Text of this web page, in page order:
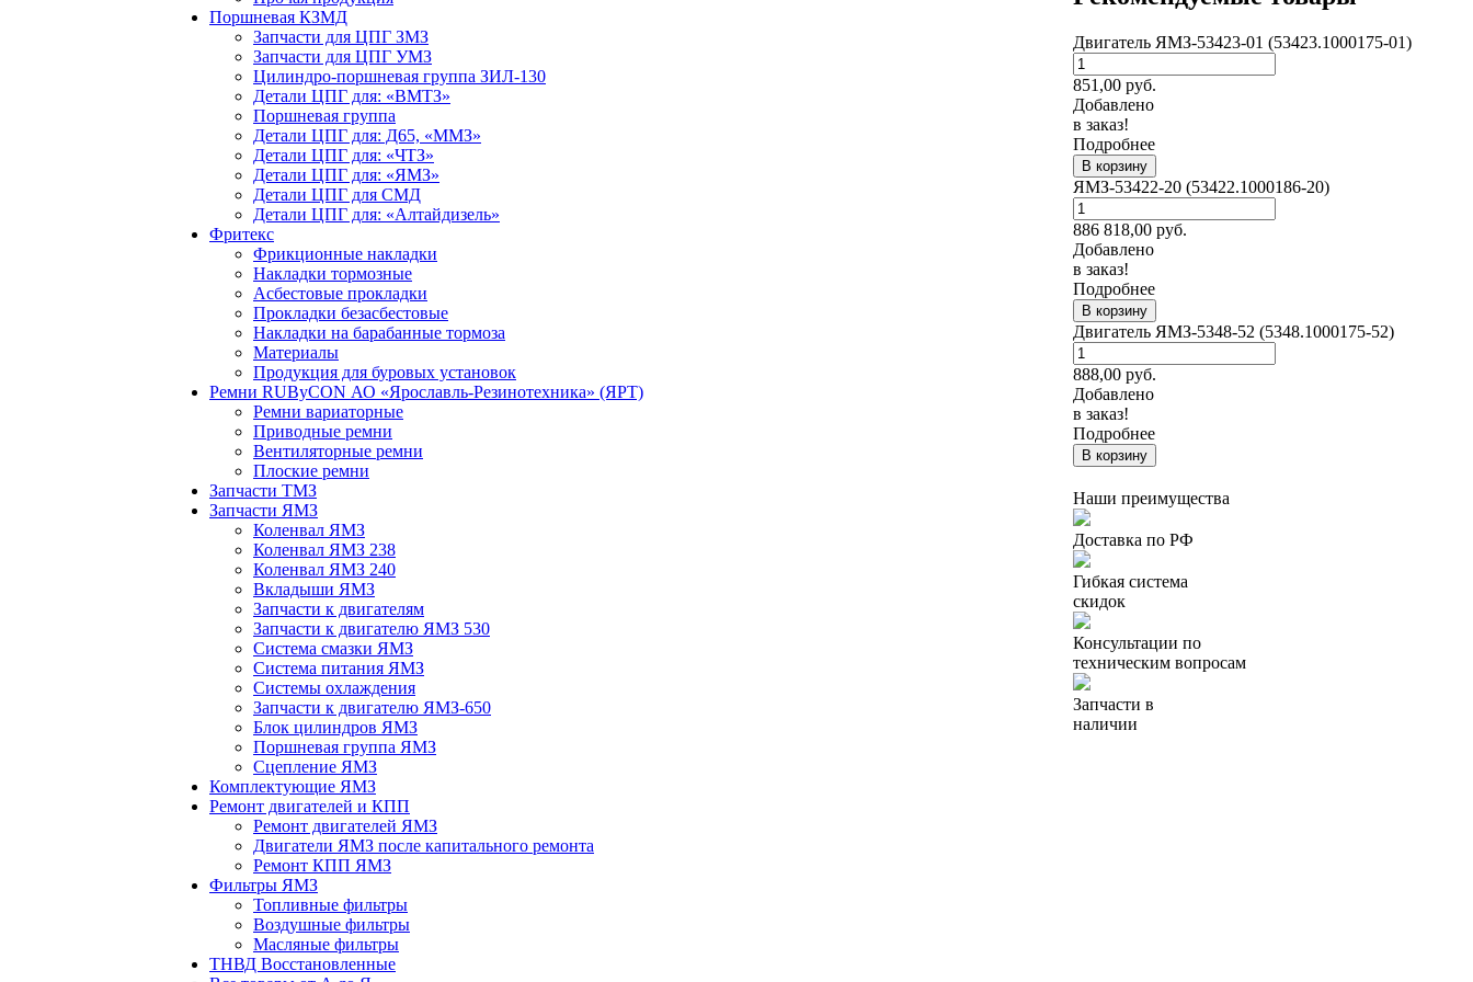
Двигатель ЯМЗ-53423-01 (53423.1000175-01)
851,00 руб.
Добавлено
в заказ!
Подробнее
В корзину
ЯМЗ-53422-20 (53422.1000186-20)
886 818,00 руб.
Добавлено
в заказ!
Подробнее
В корзину
Двигатель ЯМЗ-5348-52 (5348.1000175-52)
888,00 руб.
Добавлено
в заказ!
Подробнее
В корзину
Наши преимущества
Доставка по РФ
Гибкая система
скидок
Консультации по
техническим вопросам
Запчасти в
наличии
Поршневая КЗМД
Запчасти для ЦПГ ЗМЗ
Запчасти для ЦПГ УМЗ
Цилиндро-поршневая группа ЗИЛ-130
Детали ЦПГ для: «ВМТЗ»
Поршневая группа
Детали ЦПГ для: Д65, «ММЗ»
Детали ЦПГ для: «ЧТЗ»
Детали ЦПГ для: «ЯМЗ»
Детали ЦПГ для СМД
Детали ЦПГ для: «Алтайдизель»
Фритекс
Фрикционные накладки
Накладки тормозные
Асбестовые прокладки
Прокладки безасбестовые
Накладки на барабанные тормоза
Материалы
Продукция для буровых установок
Ремни RUByCON АО «Ярославль-Резинотехника» (ЯРТ)
Ремни вариаторные
Приводные ремни
Вентиляторные ремни
Плоские ремни
Запчасти ТМЗ
Запчасти ЯМЗ
Коленвал ЯМЗ
Коленвал ЯМЗ 238
Коленвал ЯМЗ 240
Вкладыши ЯМЗ
Запчасти к двигателям
Запчасти к двигателю ЯМЗ 530
Система смазки ЯМЗ
Система питания ЯМЗ
Системы охлаждения
Запчасти к двигателю ЯМЗ-650
Блок цилиндров ЯМЗ
Поршневая группа ЯМЗ
Сцепление ЯМЗ
Комплектующие ЯМЗ
Ремонт двигателей и КПП
Ремонт двигателей ЯМЗ
Двигатели ЯМЗ после капитального ремонта
Ремонт КПП ЯМЗ
Фильтры ЯМЗ
Топливные фильтры
Воздушные фильтры
Масляные фильтры
ТНВД Восстановленные